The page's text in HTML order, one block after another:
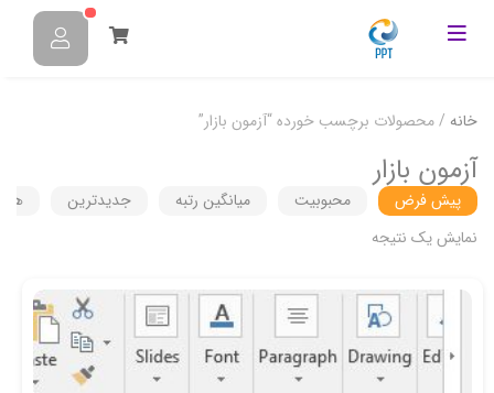
خانه / محصولات برچسب خورده “آزمون بازار”
آزمون بازار
پیش فرض محبوبیت میانگین رتبه جدیدترین
نمایش یک نتیجه